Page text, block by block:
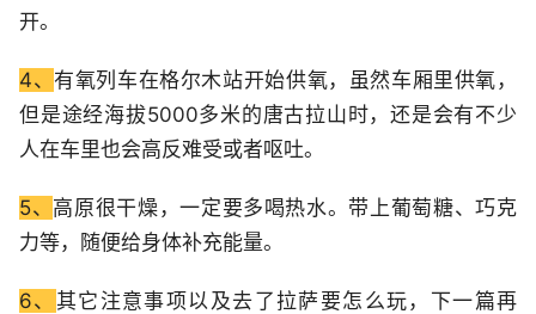
开。
4、 有氧列车在格尔木站开始供氧，虽然车厢里供氧，
但是途经海拔5000多米的唐古拉山时，还是会有不少
人在车里也会高反难受或者呕吐。
5、 高原很干燥，一定要多喝热水。带上葡萄糖、巧克
力等，随便给身体补充能量。
6、 其它注意事项以及去了拉萨要怎么玩，下一篇再